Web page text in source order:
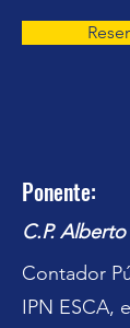
Ponente:
C.P.
Contador
IPN ESCA,